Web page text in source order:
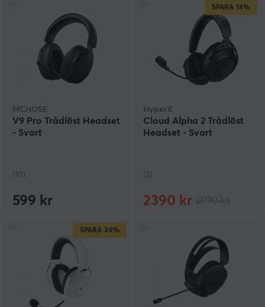
MCHOSE
V9 Pro Trådlöst Headset
- Svart
(10)
599 kr
SPARA 14%
HyperX
Cloud Alpha 2 Trådlöst
Headset - Svart
(2)
2390 kr
SPARA 34%